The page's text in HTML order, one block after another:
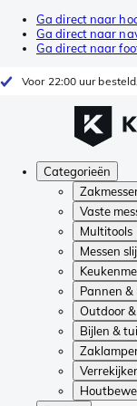
Ga direct naar
Ga direct naar
Ga direct naar
Voor 22:00 uur
Categorieën
Vaste
Multitools
Messen
Pannen &
Outdoor
Bijlen &